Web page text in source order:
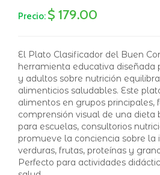
Precio: $ 179.00
El Plato Clasificador del Buen
herramienta educativa diseñada
y adultos sobre nutrición
alimenticios saludables. Este
alimentos en grupos principales,
comprensión visual de una
para escuelas, consultorios
promueve la conciencia sobre la
verduras, frutas, proteínas y
Perfecto para actividades